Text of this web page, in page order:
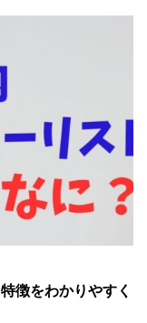
徴をわかりやすく